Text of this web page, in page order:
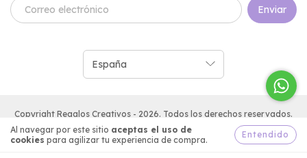
Al navegar por este sitio aceptas el uso de
cookies para agilizar tu experiencia de compra.
Entendido
Copyright Regalos Creativos - 2026. Todos los derechos reservados.